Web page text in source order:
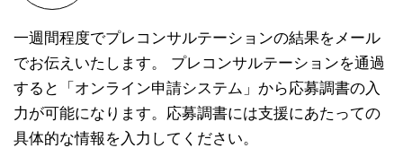
一週間程度でプレコンサルテーションの結果をメール
でお伝えいたします。 プレコンサルテーションを通過
すると「オンライン申請システム」から応募調書の入
力が可能になります。応募調書には支援にあたっての
具体的な情報を入力してください。